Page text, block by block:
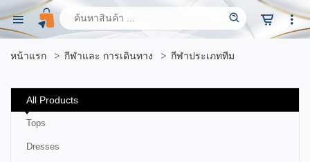
หน้าแรก กีฬาและ การเดินทาง กีฬาประเภททีม
All Products
Tops
Dresses